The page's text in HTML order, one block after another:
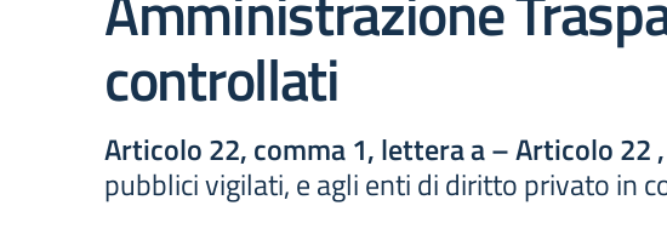
controllati
Articolo 22, comma 1, lettera a – Articolo 22
pubblici vigilati, e agli enti di diritto privato in